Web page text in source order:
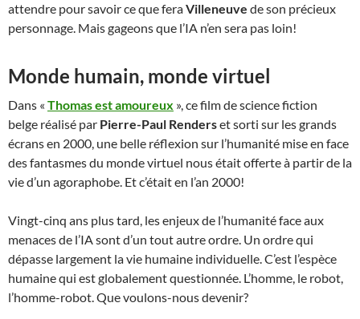
attendre pour savoir ce que feraVilleneuve de son précieux
personnage. Mais gageons que l’IA n’en sera pas loin!
Monde humain, monde virtuel
Dans « Thomas est amoureux », ce film de science fiction
belge réalisé par Pierre-Paul Renderset sorti sur les grands
écrans en 2000, une belle réflexion sur l’humanité mise en face
des fantasmes du monde virtuel nous était offerte à partir de la
vie d’un agoraphobe. Et c’était en l’an 2000!
Vingt-cinq ans plus tard, les enjeux de l’humanité face aux
menaces de l’IA sont d’un tout autre ordre. Un ordre qui
dépasse largement la vie humaine individuelle. C’est l’espèce
humaine qui est globalement questionnée. L’homme, le robot,
l’homme-robot. Que voulons-nous devenir?